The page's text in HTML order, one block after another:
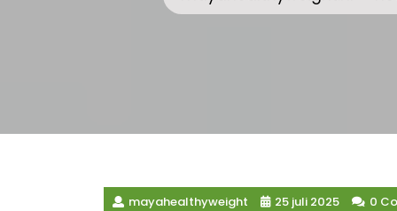
mayahealthyweight 25 juli 2025 0